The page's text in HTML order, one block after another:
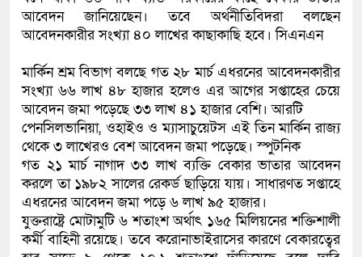
কলিমউল্লাহকে (ভিডিও)
আবেদন জানিয়েছেন। তবে অর্থনীতিবিদরা বলছেন
আবেদনকারীর সংখ্যা ৪০ লাখের কাছাকাছি হবে। সিএনএন
মার্কিন শ্রম বিভাগ বলছে গত ২৮ মার্চ এধরনের আবেদনকারীর
সংখ্যা ৬৬ লাখ ৪৮ হাজার হলেও এর আগের সপ্তাহের চেয়ে
আবেদন জমা পড়েছে ৩৩ লাখ ৪১ হাজার বেশি। আরটি
পেনসিলভানিয়া, ওহাইও ও ম্যাসাচুয়েটস এই তিন মার্কিন রাজ্য
থেকে ৩ লাখেরও বেশ আবেদন জমা পড়েছে। স্পুটনিক
গত ২১ মার্চ নাগাদ ৩৩ লাখ ব্যক্তি বেকার ভাতার আবেদন
করলে তা ১৯৮২ সালের রেকর্ড ছাড়িয়ে যায়। সাধারণত সপ্তাহে
এধরনের আবেদন জমা পড়ে ৬ লাখ ৯৫ হাজার।
যুক্তরাষ্ট্রে মোটামুটি ৬ শতাংশ অর্থাৎ ১৬৫ মিলিয়নের শক্তিশালী
কর্মী বাহিনী রয়েছে। তবে করোনাভাইরাসের কারণে বেকারত্বের